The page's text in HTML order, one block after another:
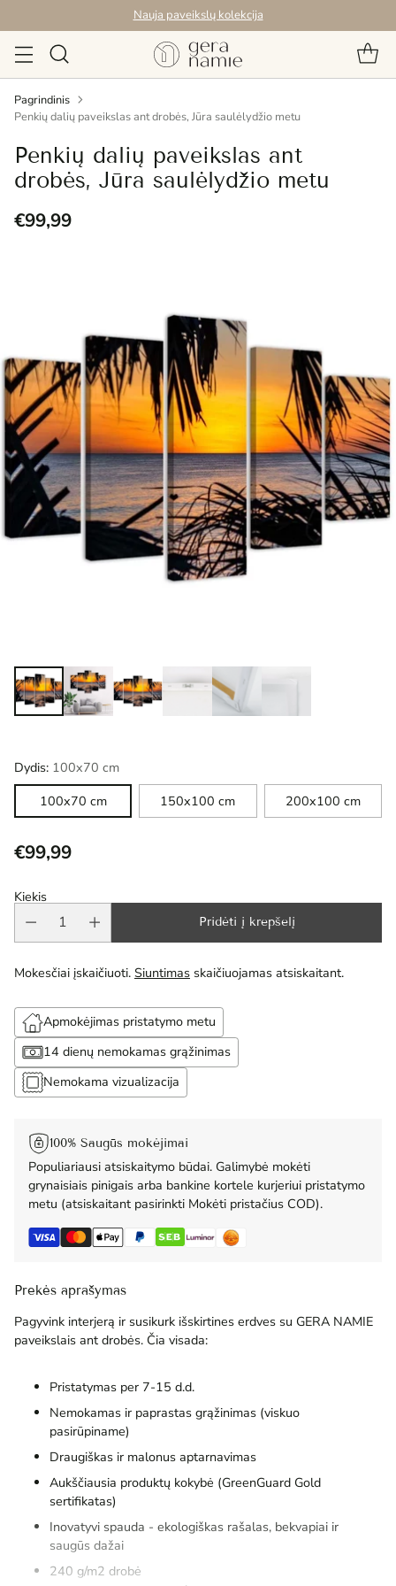
Nauja paveikslų kolekcija
Pagrindinis
Penkių dalių paveikslas ant drobės, Jūra saulėlydžio metu
Penkių dalių paveikslas ant
drobės, Jūra saulėlydžio metu
Reguliari
€99,99
Dydis: 100x70 cm
100x70 cm
150x100 cm 200x100 cm
Reguliari
kaina
€99,99
Kiekis
Pridėti į krepšelį
Mokesčiai įskaičiuoti. Siuntimas skaičiuojamas atsiskaitant.
Apmokėjimas pristatymo metu
14 dienų nemokamas grąžinimas
Nemokama vizualizacija
100% Saugūs mokėjimai
Populiariausi atsiskaitymo būdai. Galimybė mokėti
grynaisiais pinigais arba bankine kortele kurjeriui pristatymo
metu (atsiskaitant pasirinkti Mokėti pristačius COD).
Prekės aprašymas
Pagyvink interjerą ir susikurk išskirtines erdves su GERA NAMIE
paveikslais ant drobės. Čia visada:
Pristatymas per 7-15 d.d.
Nemokamas ir paprastas grąžinimas (viskuo
pasirūpiname)
Draugiškas ir malonus aptarnavimas
Aukščiausia produktų kokybė (GreenGuard Gold
sertifikatas)
Inovatyvi spauda - ekologiškas rašalas, bekvapiai ir
saugūs dažai
240 g/m2 drobė